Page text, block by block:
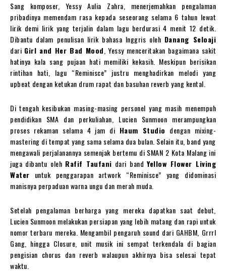
Sang komposer, Yessy Aulia Zahra, menerjemahkan pengalaman
pribadinya memendam rasa kepada seseorang selama 6 tahun lewat
lirik demi lirik yang terjalin dalam lagu berdurasi 4 menit 12 detik.
Dibantu dalam penulisan lirik bahasa Inggris oleh Danang Seloaji
dari Girl and Her Bad Mood, Yessy menceritakan bagaimana sakit
hatinya kala sang pujaan hati memiliki kekasih. Meskipun berisikan
rintihan hati, lagu “Reminisce” justru menghadirkan melodi yang
upbeat dengan ketukan drum rapat dan basuhan reverb yang kental.
Di tengah kesibukan masing-masing personel yang masih menempuh
pendidikan SMA dan perkuliahan, Lucien Sunmoon merampungkan
proses rekaman selama 4 jam di Haum Studio dengan mixing-
mastering di tempat yang sama selama dua bulan. Selain itu, band yang
mengawali perjalanannya semenjak bertemu di SMAN 2 Kota Malang ini
juga dibantu oleh Rafif Taufani dari bandYellow Flower Living
Water untuk penggarapan artwork “Reminisce” yang didominasi
manisnya perpaduan warna ungu dan merah muda.
Setelah pengalaman berharga yang mereka dapatkan saat debut,
Lucien Sunmoon melakukan persiapan yang lebih matang dan rapi untuk
nomor terbaru mereka. Mengambil pengaruh sound dari GAHBM, Grrrl
Gang, hingga Closure, unit musik ini sempat terkendala di bagian
pengisian chorus dan reverb walaupun akhirnya bisa selesai tepat
waktu.